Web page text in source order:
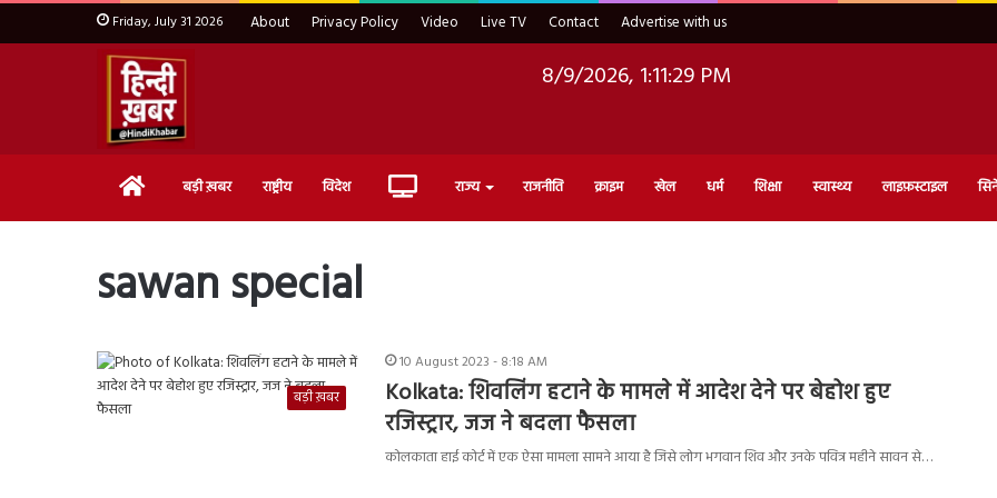
Friday, July 31 2026 About Privacy Policy Video Live TV Contact Advertise with us
8/9/2026, 1:11:30 PM
Home बड़ी ख़बर राष्ट्रीय विदेश Live राज्य राजनीति क्राइम खेल धर्म शिक्षा स्वास्थ्य लाइफ़स्टाइल
sawan special
बड़ी ख़बर
10 August 2023 - 8:18 AM
Kolkata: शिवलिंग हटाने के मामले में आदेश देने पर बेहोश हुए
रजिस्ट्रार, जज ने बदला फैसला
कोलकाता हाई कोर्ट में एक ऐसा मामला सामने आया है जिसे लोग भगवान शिव और उनके पवित्र महीने सावन से…